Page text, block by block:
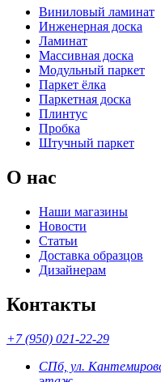
Виниловый ламинат
Инженерная доска
Ламинат
Массивная доска
Модульный паркет
Паркет ёлка
Паркетная доска
Плинтус
Пробка
Штучный паркет
О нас
Наши магазины
Новости
Статьи
Доставка образцов
Дизайнерам
Контакты
+7 (950) 021-22-29
СПб, ул.